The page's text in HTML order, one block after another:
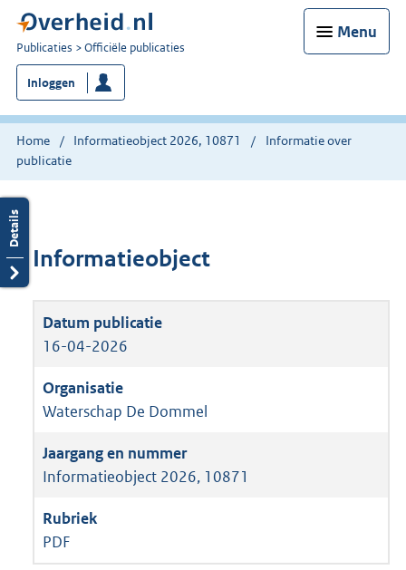
Menu
U
bent
nu
hier:
Publicaties Officiële publicaties
Inloggen
Home Informatieobject 2026, 10871
Informatie over
publicatie
Informatieobject
16-04-2026
Waterschap De Dommel
Informatieobject 2026, 10871
PDF